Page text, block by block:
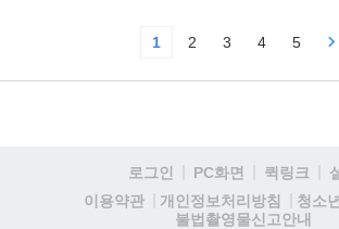
1 2 3 4 5
로그인 PC화면 퀵링크
이용약관
개인정보처리방침
청소
불법촬영물신고안내